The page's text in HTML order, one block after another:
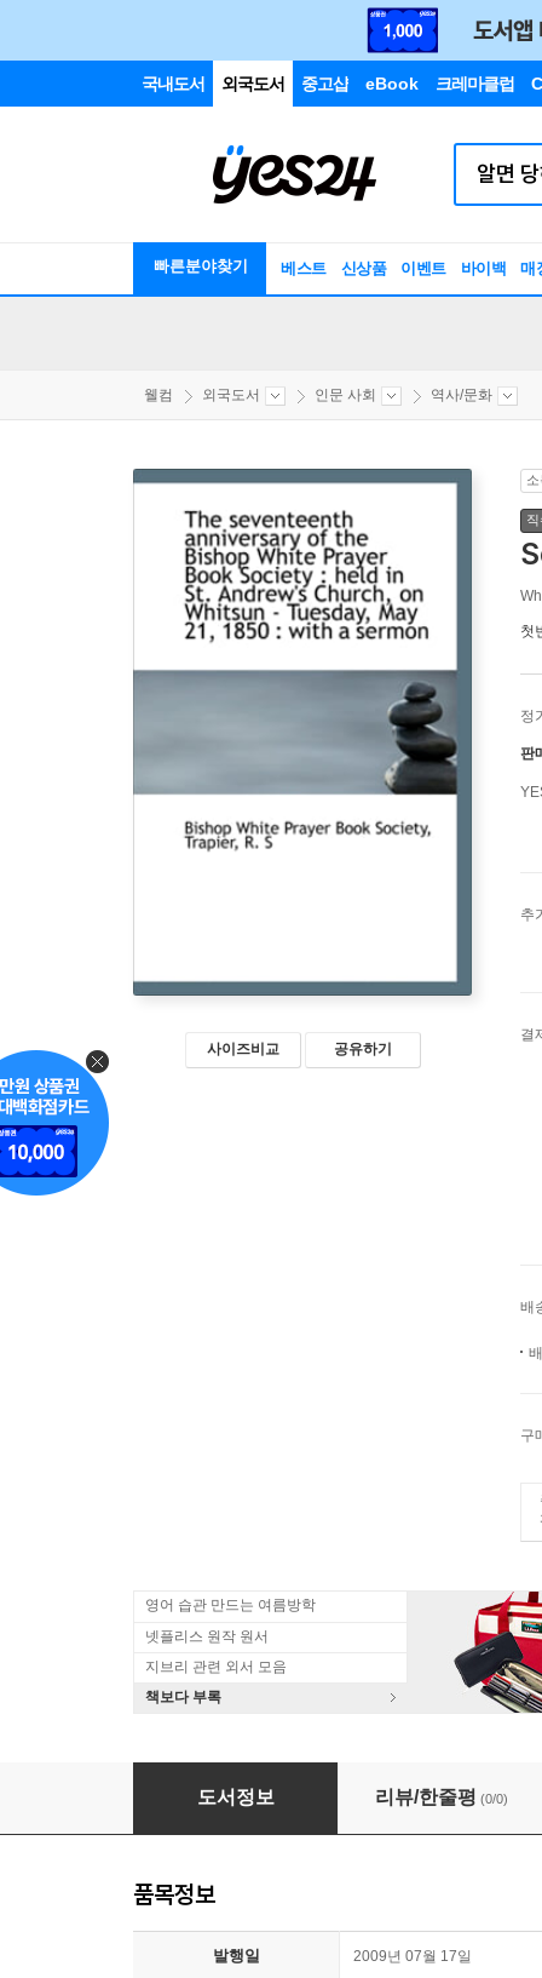
국내도서 외국도서 중고샵 eBook 크레마클럽
빠른분야찾기 베스트 신상품 이벤트 바이백 매
웰컴 외국도서 인문 사회 역사/문화
사이즈비교 공유하기
첫
정
판
추
결
배
구
영어 습관 만드는 여름방학
넷플리스 원작 원서
지브리 관련 외서 모음
책보다 부록
The Seventeenth Anniversary of the
도서정보 리뷰/한줄평 (0/0)
품목정보
발행일 2009년 07월 17일